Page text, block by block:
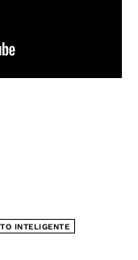
INTELIGENTE